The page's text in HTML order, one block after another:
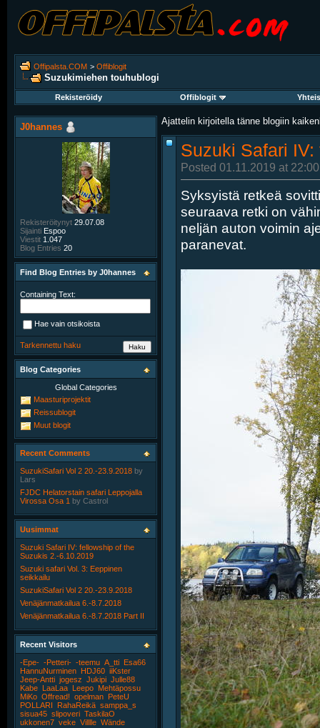
Offipalsta.COM > Offiblogit
Suzukimiehen touhublogi
Rekisteröidy Offiblogit
Ajattelin kirjoitella tänne blogiin
Suzuki Safari
Posted 01.11.2019 at
Syksyistä retkeä
seuraava retki on
neljän auton voimin
paranevat.
J0hannes
Rekisteröitynyt 29.07.08
Sijainti Espoo
Viestit 1.047
Blog Entries 20
Find Blog Entries by J0hannes
Containing Text:
Hae vain otsikoista
Tarkennettu haku
Blog Categories
Global Categories
Maasturiprojektit
Reissublogit
Muut blogit
Recent Comments
SuzukiSafari Vol 2 20.-23.9.2018 by
Lars
FJDC Helatorstain safari Leppojalla
Virossa Osa 1 by Castrol
Uusimmat
Suzuki Safari IV: fellowship of the
Suzukis 2.-6.10.2019
Suzuki safari Vol. 3: Eeppinen
seikkailu
SuzukiSafari Vol 2 20.-23.9.2018
Venäjänmatkailua 6.-8.7.2018
Venäjänmatkailua 6.-8.7.2018 Part II
Recent Visitors
-Epe- -Petteri- -teemu A_tti
Esa66
HannuNurminen
HDJ60 iiKster
Jeep-Antti jogesz Jukipi Julle88
Kabe
LaaLaa Leepo Mehtäpossu
MiKo Offread! opelman
PeteU
POLLARI
RahaReikä samppa_s
sisua45 slipoveri TaskilaO
ukkonen7 veke Villlle Wände